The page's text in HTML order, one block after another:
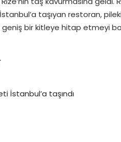
taşıyan restoran,
geniş bir kitleye hitap etmeyi